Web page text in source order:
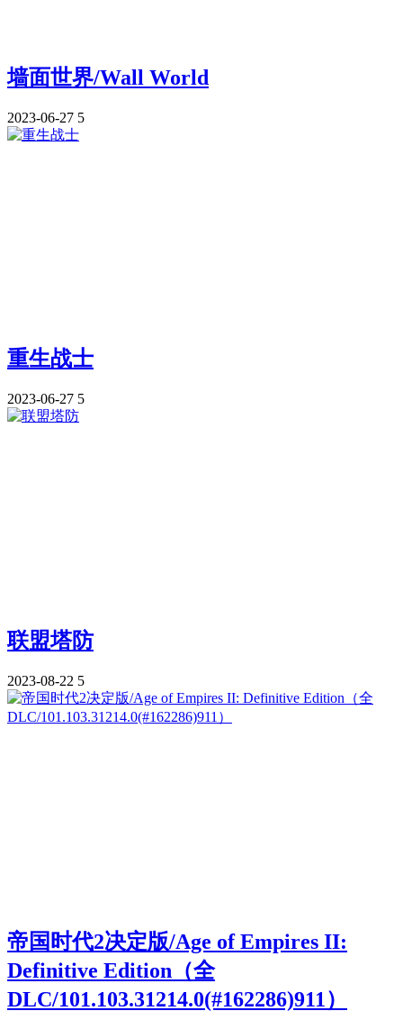
墙面世界/Wall World
2023-06-27 5
重生战士
2023-06-27 5
联盟塔防
2023-08-22 5
帝国时代2决定版/Age of Empires II:
Definitive Edition（全
DLC/101.103.31214.0(#162286)911）